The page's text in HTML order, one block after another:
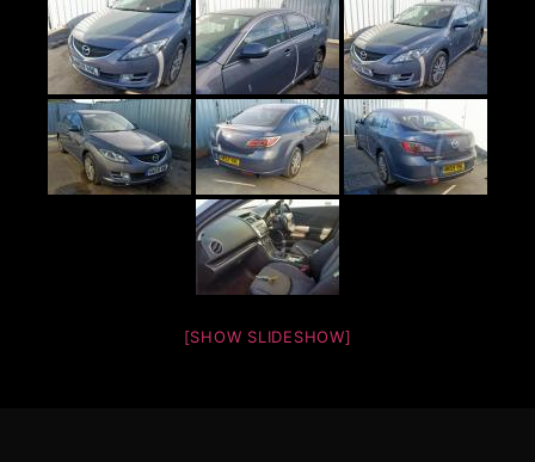
[SHOW SLIDESHOW]